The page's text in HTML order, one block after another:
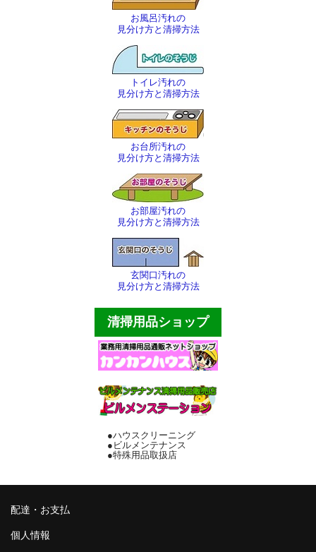
お風呂汚れの
見分け方と清掃方法
トイレ汚れの
見分け方と清掃方法
お台所汚れの
見分け方と清掃方法
お部屋汚れの
見分け方と清掃方法
玄関口汚れの
見分け方と清掃方法
清掃用品ショップ
●ハウスクリーニング
●ビルメンテナンス
●特殊用品取扱店
配達・お支払
個人情報